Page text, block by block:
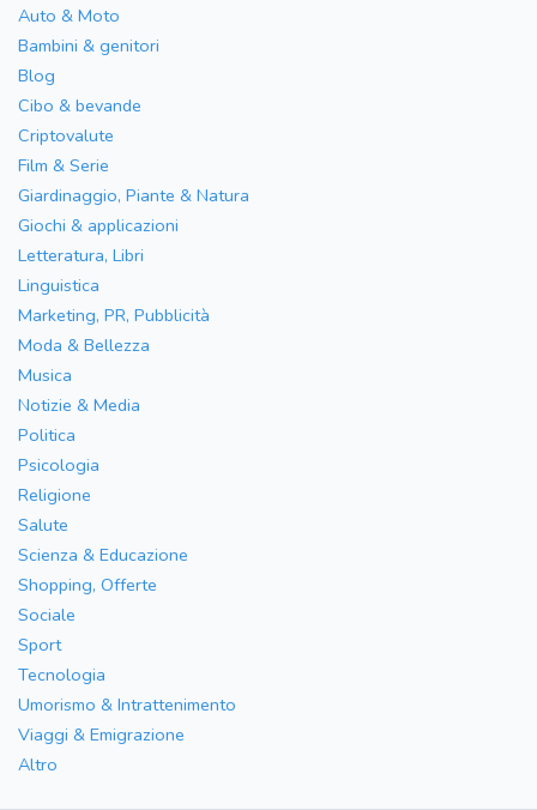
Auto & Moto
Bambini & genitori
Blog
Cibo & bevande
Criptovalute
Film & Serie
Giardinaggio, Piante & Natura
Giochi & applicazioni
Letteratura, Libri
Linguistica
Marketing, PR, Pubblicità
Moda & Bellezza
Musica
Notizie & Media
Politica
Psicologia
Religione
Salute
Scienza & Educazione
Shopping, Offerte
Sociale
Sport
Tecnologia
Umorismo & Intrattenimento
Viaggi & Emigrazione
Altro